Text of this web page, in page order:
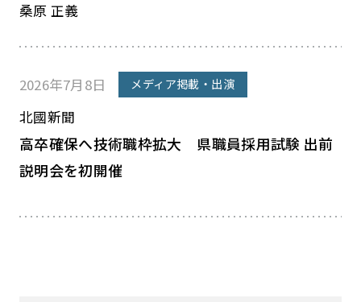
桑原 正義
2026年7月8日 メディア掲載・出演
北國新聞
高卒確保へ技術職枠拡大 県職員採用試験 出前
説明会を初開催